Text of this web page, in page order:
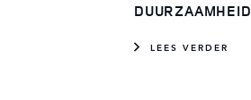
DUURZAAMHEID
LEES VERDER